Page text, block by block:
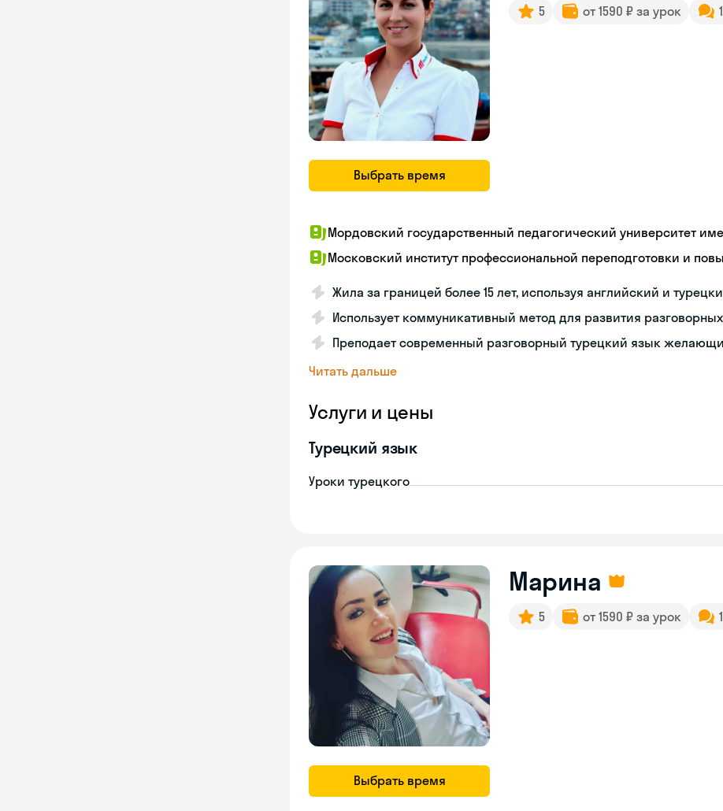
Выбрать время
5 от 1590 ₽ за урок
Мордовский государственный педагогический университет
Московский институт профессиональной переподготовки и
Жила за границей более 15 лет, используя английский и
Использует коммуникативный метод для развития
Преподает современный разговорный турецкий язык
Читать дальше
Услуги и цены
Турецкий язык
Уроки турецкого
Выбрать время
Марина
5 от 1590 ₽ за урок